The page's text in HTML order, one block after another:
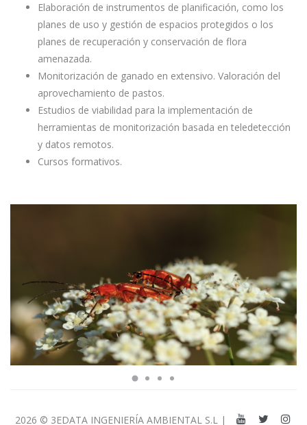
Elaboración de instrumentos de planificación, como los
planes de uso y gestión de espacios protegidos o los
planes de recuperación y conservación de flora
amenazada.
Monitorización de ganado en extensivo. Valoración del
aprovechamiento de pastos.
Estudios de viabilidad para la implementación de
herramientas de monitorización basada en teledetección
y datos remotos.
Cursos formativos.
2026 © 3EDATA INGENIERÍA AMBIENTAL S.L |